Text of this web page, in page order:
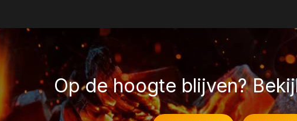
Op de hoogte blijven?